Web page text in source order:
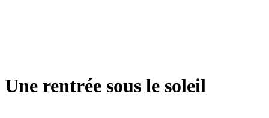
Une rentrée sous le soleil